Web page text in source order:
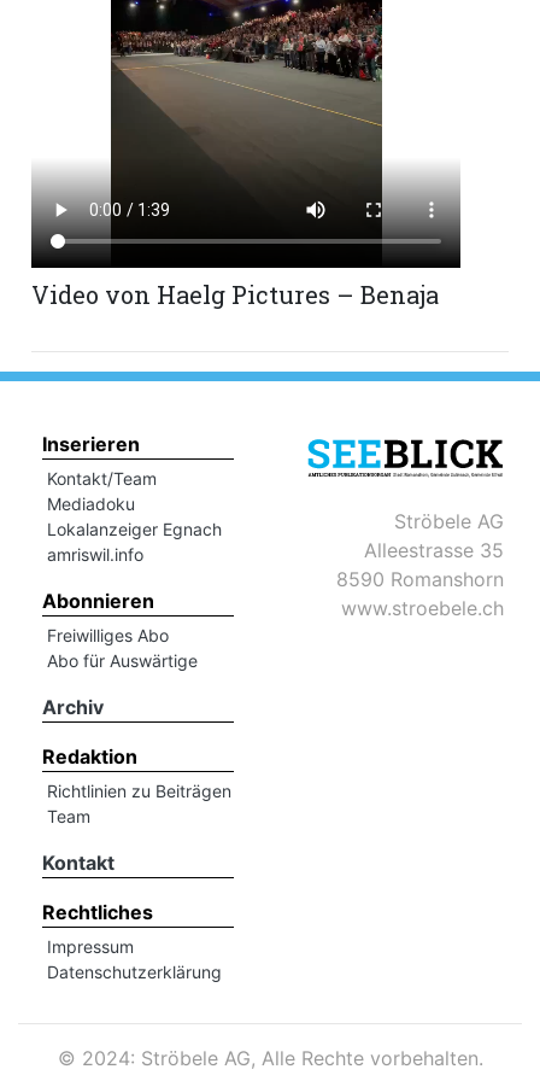
Romanshorn:
Mitteilungen
Video von Haelg Pictures – Benaja
Inserieren
Kontakt/Team
Mediadoku
Lokalanzeiger Egnach
amriswil.info
Abonnieren
Freiwilliges Abo
Abo für Auswärtige
Archiv
Redaktion
Richtlinien zu Beiträgen
Team
Kontakt
Rechtliches
Impressum
Datenschutzerklärung
Ströbele AG
Alleestrasse 35
8590 Romanshorn
www.stroebele.ch
© 2024: Ströbele AG, Alle Rechte vorbehalten.